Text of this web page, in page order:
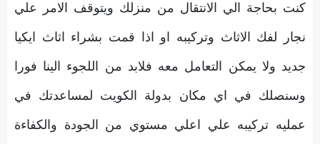
كنت بحاجة الي الانتقال من منزلك ويتوقف الامر علي
نجار لفك الاثاث وتركيبه او اذا قمت بشراء اثاث ايكيا
جديد ولا يمكن التعامل معه فلابد من اللجوء الينا فورا
وسنصلك في اي مكان بدولة الكويت لمساعدتك في
عمليه تركيبه علي اعلي مستوي من الجودة والكفاءة